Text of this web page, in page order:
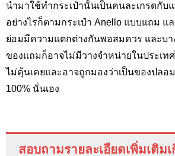
นำมาใช้ทำกระเป๋านั้นเป็นคนละเกรดกับ
อย่างไรก็ตามกระเป๋า Anello แบบแถม แ
ย่อมมีความแตกต่างกันพอสมควร และบ
ของแถมก็อาจไม่มีวางจำหน่ายในประเท
ไม่คุ้นเคยและอาจถูกมองว่าเป็นของปลอ
100% นั่นเอง
สอบถามรายละเอียดเพิ่มเติม